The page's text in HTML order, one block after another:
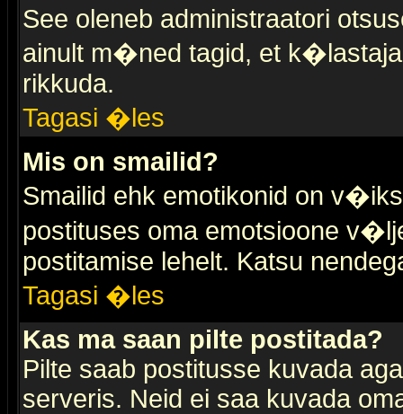
See oleneb administraatori
ainult m�ned tagid, et
rikkuda.
Tagasi �les
Mis on smailid?
Smailid ehk emotikonid on
postituses oma emotsioone
postitamise lehelt. Katsu
Tagasi �les
Kas ma saan pilte postitada?
Pilte saab postitusse kuvada
serveris. Neid ei saa kuvada